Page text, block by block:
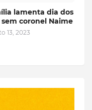
lamenta dia dos
sem coronel Naime
13, 2023